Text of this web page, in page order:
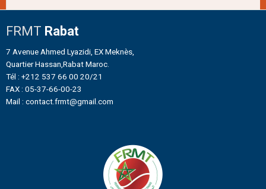
FRMT Rabat
7 Avenue Ahmed Lyazidi, EX Meknès,
Quartier Hassan,Rabat Maroc.
Tél : +212 537 66 00 20/21
FAX : 05-37-66-00-23
Mail : contact.frmt@gmail.com